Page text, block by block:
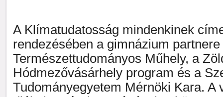
A Klímatudatosság mindenkinek
rendezésében a gimnázium
Természettudományos Műhely, a
Hódmezővásárhely program és a
Tudományegyetem Mérnöki Kara. A